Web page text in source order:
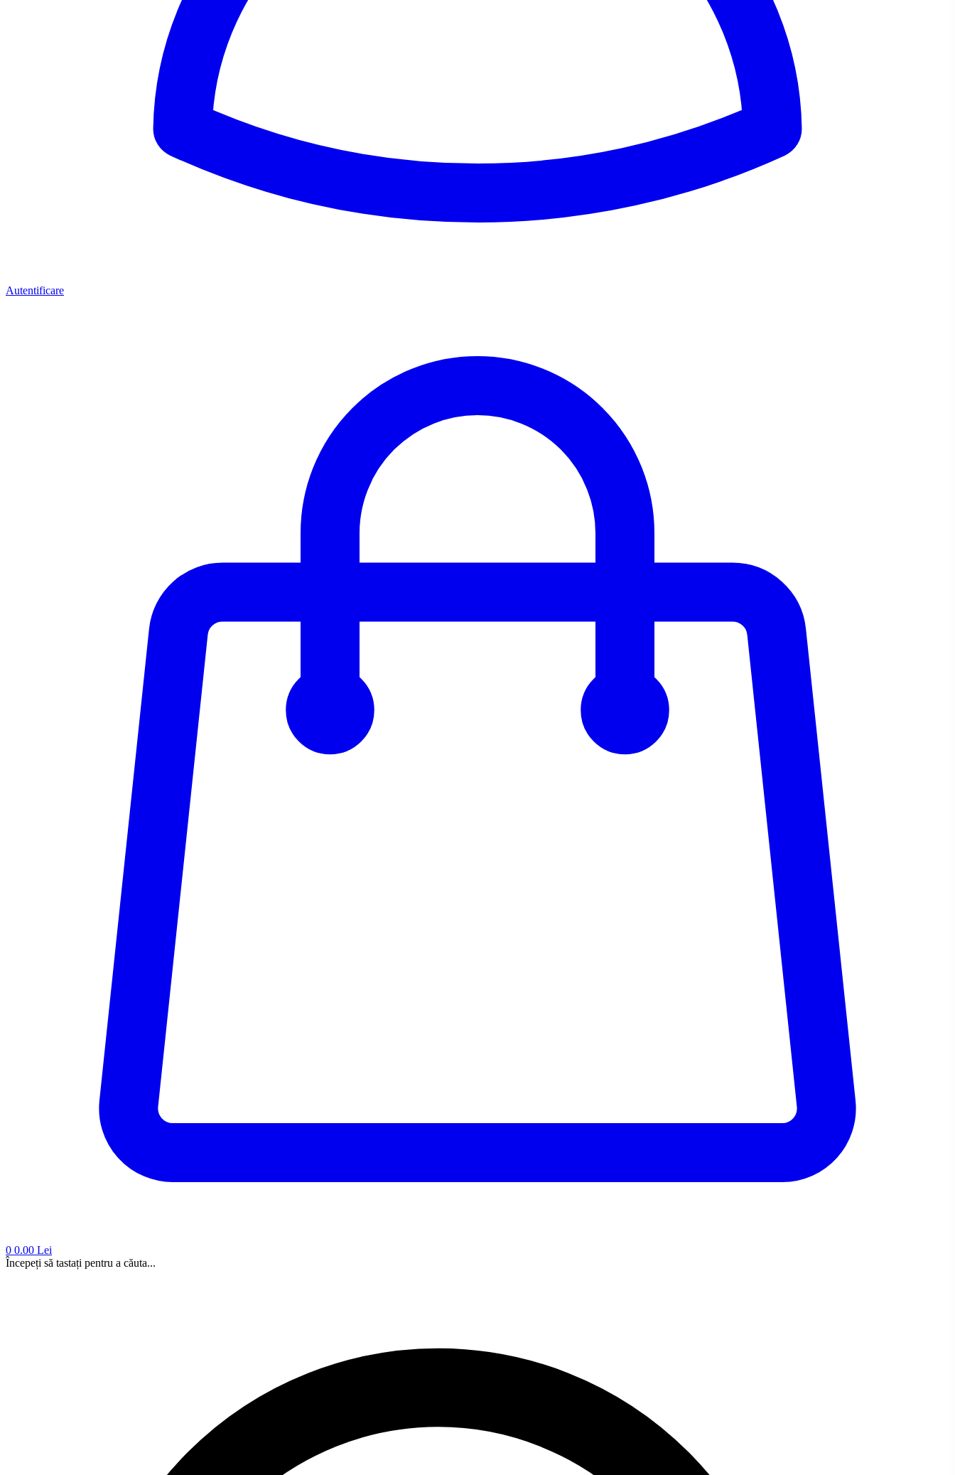
Autentificare
0 0.00 Lei
Începeți să tastați pentru a căuta...